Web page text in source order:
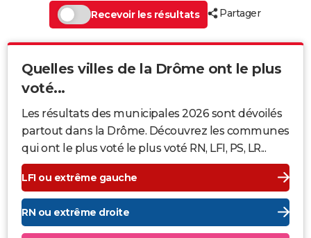
Recevoir les résultats
Partager
Quelles villes de la Drôme ont le plus
voté...
Les résultats des municipales 2026 sont dévoilés
partout dans la Drôme. Découvrez les communes
qui ont le plus voté le plus voté RN, LFI, PS, LR...
LFI ou extrême gauche
RN ou extrême droite